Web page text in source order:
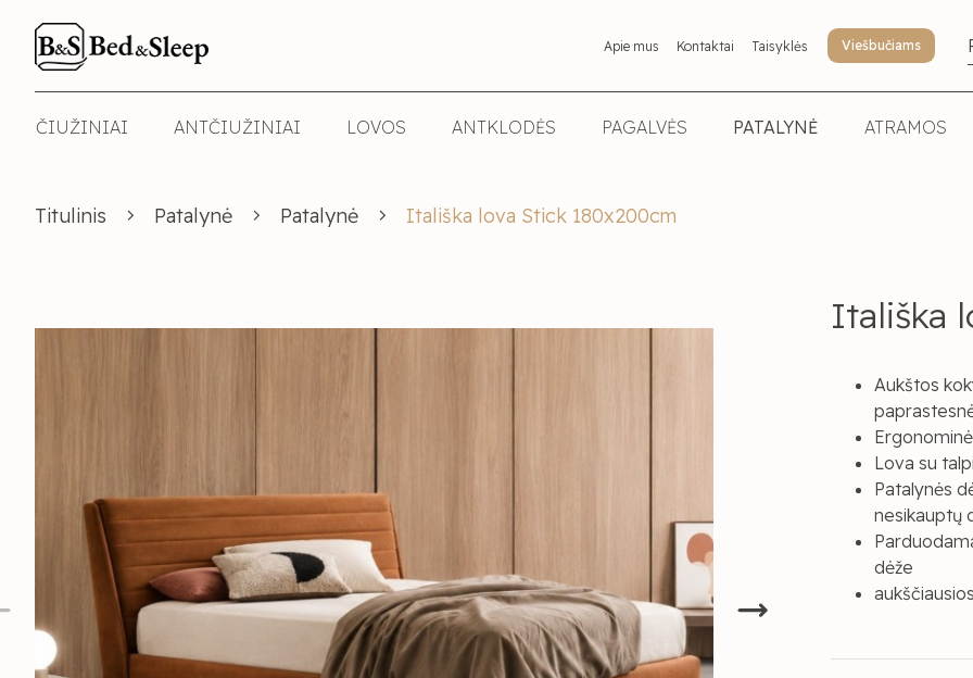
Apie mus Kontaktai Taisyklės Viešbučiams
ČIUŽINIAI ANTČIUŽINIAI LOVOS ANTKLODĖS PAGALVĖS PATALYNĖ ATRAMOS
Titulinis Patalynė Patalynė Itališka lova Stick 180x200cm
Itališka
Aukštos
Lova su
Patalynės
nesikauptų
dėže